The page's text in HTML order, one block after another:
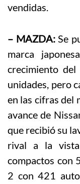
vendidas.
– MAZDA:Se
marca
crecimiento
unidades, pero
en las cifras del
avance de
que recibió su
rival a la vista
compactos con
2 con 421